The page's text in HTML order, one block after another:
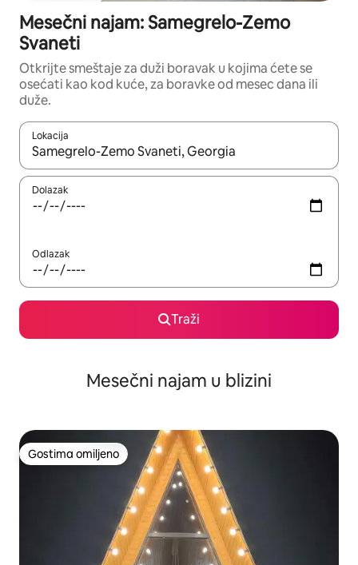
Mesečni najam: Samegrelo-Zemo
Svaneti
Otkrijte smeštaje za duži boravak u kojima ćete se
osećati kao kod kuće, za boravke od mesec dana ili
duže.
Lokacija
Kad su rezultati dostupni, možete da se krećete kroz njih
Dolazak
Odlazak
Traži
Mesečni najam u blizini
Gostima omiljeno
Gostima omiljeno